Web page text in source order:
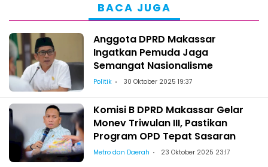
BACA JUGA
Anggota DPRD Makassar
Ingatkan Pemuda Jaga
Semangat Nasionalisme
Politik 30 Oktober 2025 19:37
Komisi B DPRD Makassar Gelar
Monev Triwulan III, Pastikan
Program OPD Tepat Sasaran
Metro dan Daerah 23 Oktober 2025 23:17